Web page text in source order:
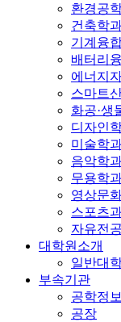
환경공
건축학
기계융
배터리
에너지
스마트
화공·생
디자인
미술학
음악학
무용학
영상문
스포츠
자유전
대학원소개
일반대
부속기관
공학정
공장